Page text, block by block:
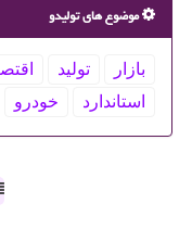
موضوع های تولیدو
بازار تولید
استاندارد
خودرو